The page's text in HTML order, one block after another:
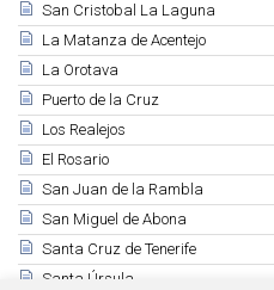
San Cristobal La Laguna
La Matanza de Acentejo
La Orotava
Puerto de la Cruz
Los Realejos
El Rosario
San Juan de la Rambla
San Miguel de Abona
Santa Cruz de Tenerife
Santa Úrsula